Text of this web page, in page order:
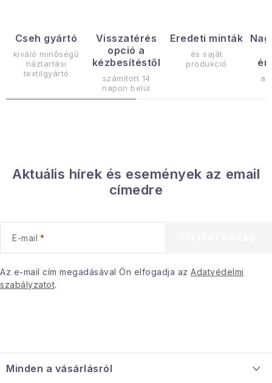
n
s
e
m
e
i
Cseh gyártó
kiváló minőségű
háztartási
textilgyártó
Visszatérés
opció a
kézbesítéstől
számított 14
napon belül
Eredeti minták
és saját
produkció
Aktuális hírek és események az email
címedre
E-mail
Az e-mail cím megadásával Ön elfogadja az Adatvédelmi
szabályzatot.
á
bMinden a vásárlásról